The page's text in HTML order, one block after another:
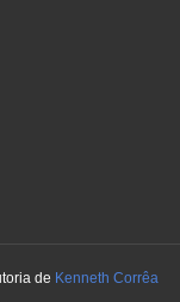
de Kenneth Corrêa